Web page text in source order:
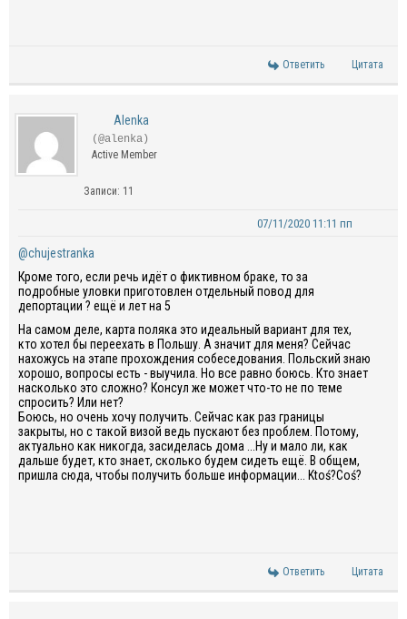
Ответить Цитата
Alenka
(@alenka)
Active Member
Записи: 11
07/11/2020 11:11 пп
@chujestranka
Кроме того, если речь идёт о фиктивном браке, то за
подробные уловки приготовлен отдельный повод для
депортации ? ещё и лет на 5
На самом деле, карта поляка это идеальный вариант для тех,
кто хотел бы переехать в Польшу. А значит для меня? Сейчас
нахожусь на этапе прохождения собеседования. Польский знаю
хорошо, вопросы есть - выучила. Но все равно боюсь. Кто знает
насколько это сложно? Консул же может что-то не по теме
спросить? Или нет?
Боюсь, но очень хочу получить. Сейчас как раз границы
закрыты, но с такой визой ведь пускают без проблем. Потому,
актуально как никогда, засиделась дома ...Ну и мало ли, как
дальше будет, кто знает, сколько будем сидеть ещё. В общем,
пришла сюда, чтобы получить больше информации... Ktoś?Coś?
Ответить Цитата